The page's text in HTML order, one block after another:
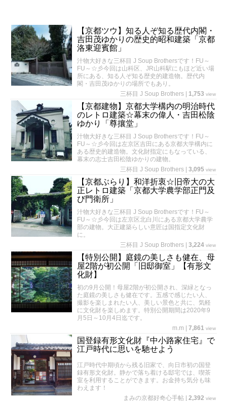
【京都ツウ】知る人ぞ知る歴代内閣・
吉田茂ゆかりの歴史的昭和建築「京都
洛東迎賓館」
汁物大好きな三杯目 J Soup Brothersです！FU～
FU～☆彡今回は山科区、JR山科駅にもほど近い場
所にある、知る人ぞ知る歴史的建造物。歴代内
閣・吉田茂ゆかりの場所でもあり。
三杯目 J Soup Brothers
1,753 view
【京都建物】京都大学構内の明治時代
のレトロ建築☆幕末の偉人・吉田松陰
ゆかり「尊攘堂」
汁物大好きな三杯目 J Soup Brothersです！FU～
FU～☆彡今回は左京区吉田にある京都大学構内に
ある歴史的建造物。文化財指定にもなっている、
幕末の志士吉田松陰ゆかりの建物。
三杯目 J Soup Brothers
3,095 view
【京都ぶらり】和洋折衷☆旧帝大の大
正レトロ建築「京都大学農学部正門及
び門衛所」
汁物大好きな三杯目 J Soup Brothersです！FU～
FU～☆彡今回は左京区北白川にある京都大学農学
部の建物。大正建築らしい意匠は国指定文化財
に。
三杯目 J Soup Brothers
3,224 view
【特別公開】庭鏡の美しさも健在、母
屋2階が初公開「旧邸御室」【有形文
化財】
初の9月公開！母屋2階が初公開され、深緑となっ
た庭鏡の美しさも健在です。五感で感じたい人、
撮影を楽しまれたい人、美しい景色と共に、気軽
に文化財を楽しめます。特別公開期間は2020年9
月5日～10月4日迄です。
m.m
7,861 view
国登録有形文化財『中小路家住宅』で
江戸時代に思いを馳せよう
江戸時代中期頃から残る旧家で、向日市初の国登
録有形文化財。静かで落ち着ける邸宅では、喫茶
室を利用することができます。お金持ち気分も味
わえます！
まみの京都好奇心手帖
2,392 view